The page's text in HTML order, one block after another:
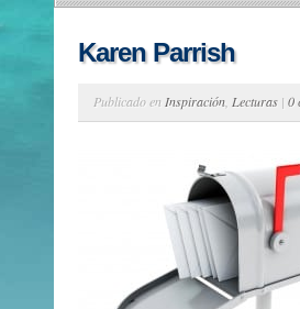
Karen Parrish
Publicado en Inspiración Lecturas | 0